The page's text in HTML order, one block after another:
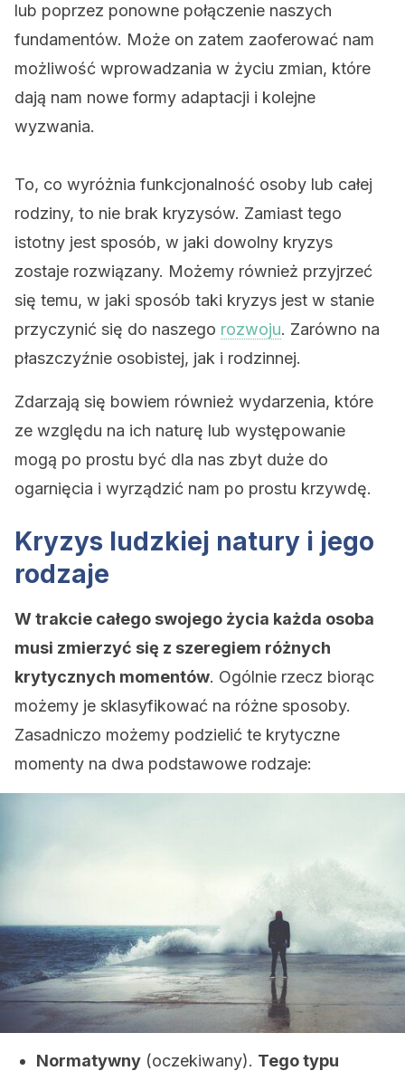
lub poprzez ponowne połączenie naszych
fundamentów. Może on zatem zaoferować nam
możliwość wprowadzania w życiu zmian, które
dają nam nowe formy adaptacji i kolejne
wyzwania.
To, co wyróżnia funkcjonalność osoby lub całej
rodziny, to nie brak kryzysów. Zamiast tego
istotny jest sposób, w jaki dowolny kryzys
zostaje rozwiązany. Możemy również przyjrzeć
się temu, w jaki sposób taki kryzys jest w stanie
przyczynić się do naszego rozwoju. Zarówno na
płaszczyźnie osobistej, jak i rodzinnej.
Zdarzają się bowiem również wydarzenia, które
ze względu na ich naturę lub występowanie
mogą po prostu być dla nas zbyt duże do
ogarnięcia i wyrządzić nam po prostu krzywdę.
Kryzys ludzkiej natury i jego
rodzaje
W trakcie całego swojego życia każda osoba
musi zmierzyć się z szeregiem różnych
krytycznych momentów. Ogólnie rzecz biorąc
możemy je sklasyfikować na różne sposoby.
Zasadniczo możemy podzielić te krytyczne
momenty na dwa podstawowe rodzaje:
Normatywny (oczekiwany). Tego typu